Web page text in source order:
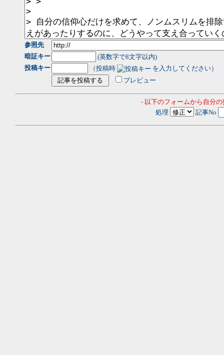
参照先
暗証キー
(英数字で8文字以内)
投稿キー
（投稿時
を入力してください）
プレビュー
- 以下のフォームから自分
処理
記事No